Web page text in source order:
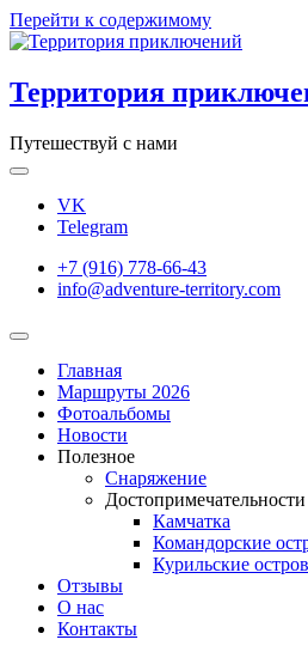
Перейти к содержимому
Территория
Путешествуй с нами
VK
Telegram
+7 (916) 778-66-43
info@adventure-territory.com
Главная
Маршруты 2026
Фотоальбомы
Новости
Полезное
Снаряжение
Достопримечательности
Камчатка
Командорские
Курильские
Отзывы
О нас
Контакты